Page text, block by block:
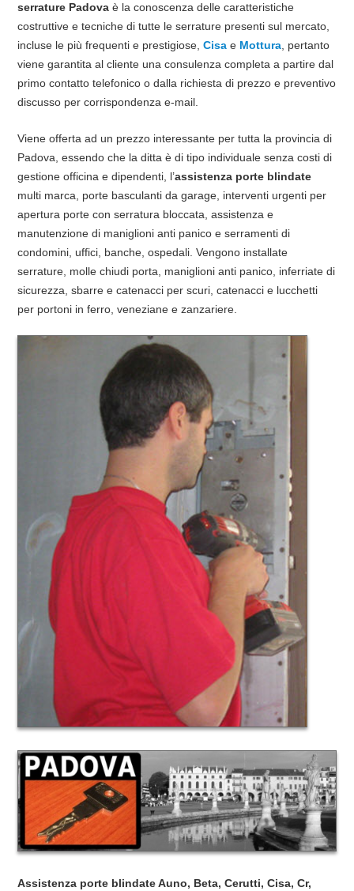
serrature Padovaè la conoscenza delle caratteristiche
costruttive e tecniche di tutte le serrature presenti sul mercato,
incluse le più frequenti e prestigiose, Cisae Mottura, pertanto
viene garantita al cliente una consulenza completa a partire dal
primo contatto telefonico o dalla richiesta di prezzo e preventivo
discusso per corrispondenza e-mail.
Viene offerta ad un prezzo interessante per tutta la provincia di
Padova, essendo che la ditta è di tipo individuale senza costi di
gestione officina e dipendenti, l’assistenza porte blindate
multi marca, porte basculanti da garage, interventi urgenti per
apertura porte con serratura bloccata, assistenza e
manutenzione di maniglioni anti panico e serramenti di
condomini, uffici, banche, ospedali. Vengono installate
serrature, molle chiudi porta, maniglioni anti panico, inferriate di
sicurezza, sbarre e catenacci per scuri, catenacci e lucchetti
per portoni in ferro, veneziane e zanzariere.
Assistenza porte blindate Auno, Beta, Cerutti, Cisa, Cr,